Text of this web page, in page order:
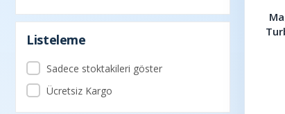
HELLA
Listeleme
Sadece stoktakileri göster
Ücretsiz Kargo